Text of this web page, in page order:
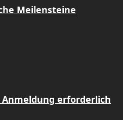
Meilensteine
erforderlich